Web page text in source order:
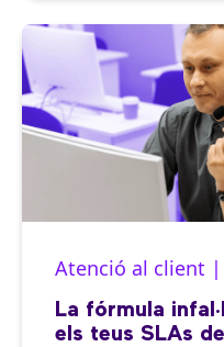
Atenció al client |
La fórmula
els teus SLAs